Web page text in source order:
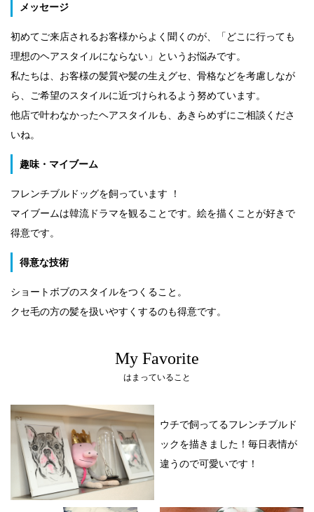
メッセージ
初めてご来店されるお客様からよく聞くのが、「どこに行っても
理想のヘアスタイルにならない」というお悩みです。
私たちは、お客様の髪質や髪の生えグセ、骨格などを考慮しなが
ら、ご希望のスタイルに近づけられるよう努めています。
他店で叶わなかったヘアスタイルも、あきらめずにご相談くださ
いね。
趣味・マイブーム
フレンチブルドッグを飼っています ！
マイブームは韓流ドラマを観ることです。絵を描くことが好きで
得意です。
得意な技術
ショートボブのスタイルをつくること。
クセ毛の方の髪を扱いやすくするのも得意です。
My Favorite
はまっていること
ウチで飼ってるフレンチブルド
ックを描きました！毎日表情が
違うので可愛いです！